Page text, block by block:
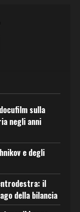
sulla
negli anni
e degli
il
della bilancia